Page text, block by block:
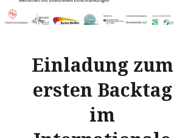
Einladung zum
ersten Backtag
im